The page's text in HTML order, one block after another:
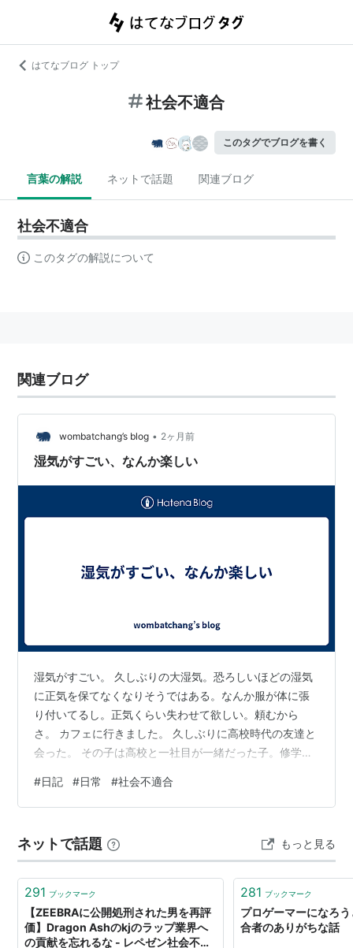
はてなブログ トップ
社会不適合
このタグでブログを書く
言葉の解説 ネットで話題 関連ブログ
社会不適合
このタグの解説について
関連ブログ
wombatchang’s blog • 2ヶ月前
湿気がすごい、なんか楽しい
湿気がすごい。 久しぶりの大湿気。恐ろしいほどの湿気
に正気を保てなくなりそうではある。なんか服が体に張
り付いてるし。正気くらい失わせて欲しい。頼むから
さ。 カフェに行きました。 久しぶりに高校時代の友達と
会った。 その子は高校と一社目が一緒だった子。修学旅
ーメンを食べようと思って2人で準備したんだけど、気が
ついたら間違えて生肉を食べていた。 そんなことは序の
ぁでも仕方がないよね！」で終わらせる日常。素晴らし
きかな社不人生。 彼女とは誕生日が一緒。5月17日生ま
れ、覚えていててください。5月17日…
#日記 #日常 #社会不適合
ネットで話題 もっと見る
291 ブックマーク
【ZEEBRAに公開処刑された男を再評
価】Dragon Ashのkjのラップ業界へ
の貢献を忘れるな - レペゼン社会不適
281 ブックマーク
プロゲーマーになろ
合者のありがちな話